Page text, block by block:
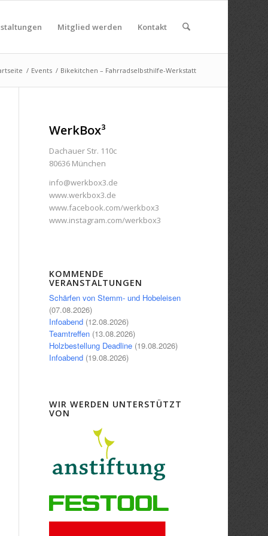
Mitglied werden Kontakt
/ Events / Bikekitchen – Fahrradselbsthilfe-Werkstatt
Office 365
WerkBox³
Dachauer Str. 110c
80636 München
info@werkbox3.de
www.werkbox3.de
www.facebook.com/werkbox3
www.instagram.com/werkbox3
KOMMENDE
VERANSTALTUNGEN
Schärfen von Stemm- und Hobeleisen
(07.08.2026)
Infoabend (12.08.2026)
Teamtreffen (13.08.2026)
Holzbestellung Deadline (19.08.2026)
Infoabend (19.08.2026)
WIR WERDEN UNTERSTÜTZT
VON